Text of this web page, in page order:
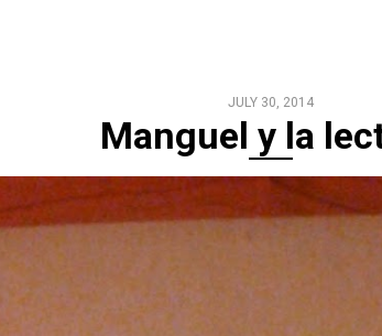
JULY 30, 2014
Manguel y la